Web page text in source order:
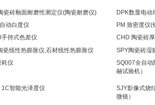
瓷砖釉面耐磨性测定仪(陶瓷耐磨仪)
DPK数显电动
动白度仪
PM 致密度仪(
手持式色差仪
CHD 陶瓷砖
瓷线性热膨胀仪,石材线性热膨胀仪
SPY陶瓷砖湿
耗仪
SQ007全自动
融试验机）
1C智能光泽度仪
SJY影像式烧
微镜）